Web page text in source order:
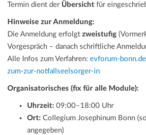
Termin dient der Übersicht für
Hinweise zur Anmeldung:
Die Anmeldung erfolgt zweistufig
Vorgespräch – danach schriftliche
Alle Infos zum Verfahren: evforum-
zum-zur-notfallseelsorger-in
Organisatorisches (fix für alle Module):
Uhrzeit: 09:00–18:00 Uhr
Ort: Collegium Josephinum Bonn
angegeben)